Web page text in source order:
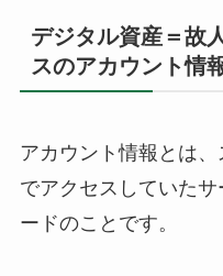
デジタル資産＝故
スのアカウント情
アカウント情報とは
でアクセスしていた
ードのことです。